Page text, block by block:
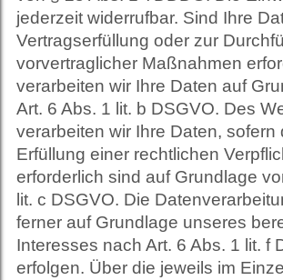
jederzeit widerrufbar. Sind Ihre
Vertragserfüllung oder zur
vorvertraglicher Maßnahmen
verarbeiten wir Ihre Daten auf
Art. 6 Abs. 1 lit. b DSGVO. Des
verarbeiten wir Ihre Daten, sofern
Erfüllung einer rechtlichen
erforderlich sind auf Grundlage
lit. c DSGVO. Die
ferner auf Grundlage unseres
Interesses nach Art. 6 Abs. 1 lit. f
erfolgen. Über die jeweils im